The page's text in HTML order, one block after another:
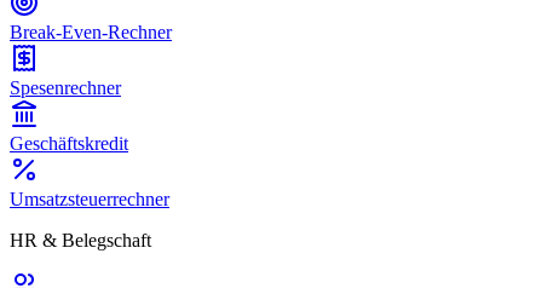
Break-Even-Rechner
Spesenrechner
Geschäftskredit
Umsatzsteuerrechner
HR & Belegschaft